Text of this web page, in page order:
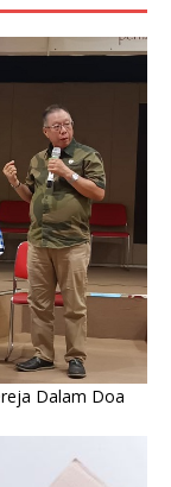
Dalam Doa